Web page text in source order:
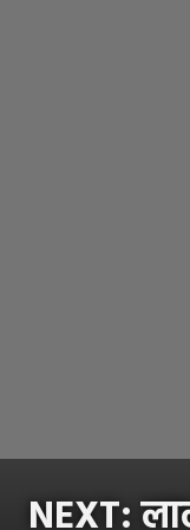
NEXT: